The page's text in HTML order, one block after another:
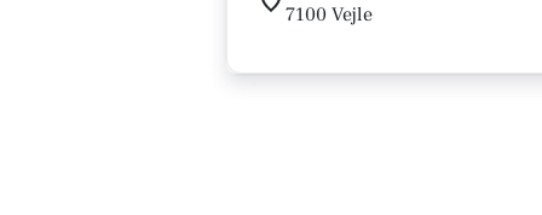
7100 Vejle